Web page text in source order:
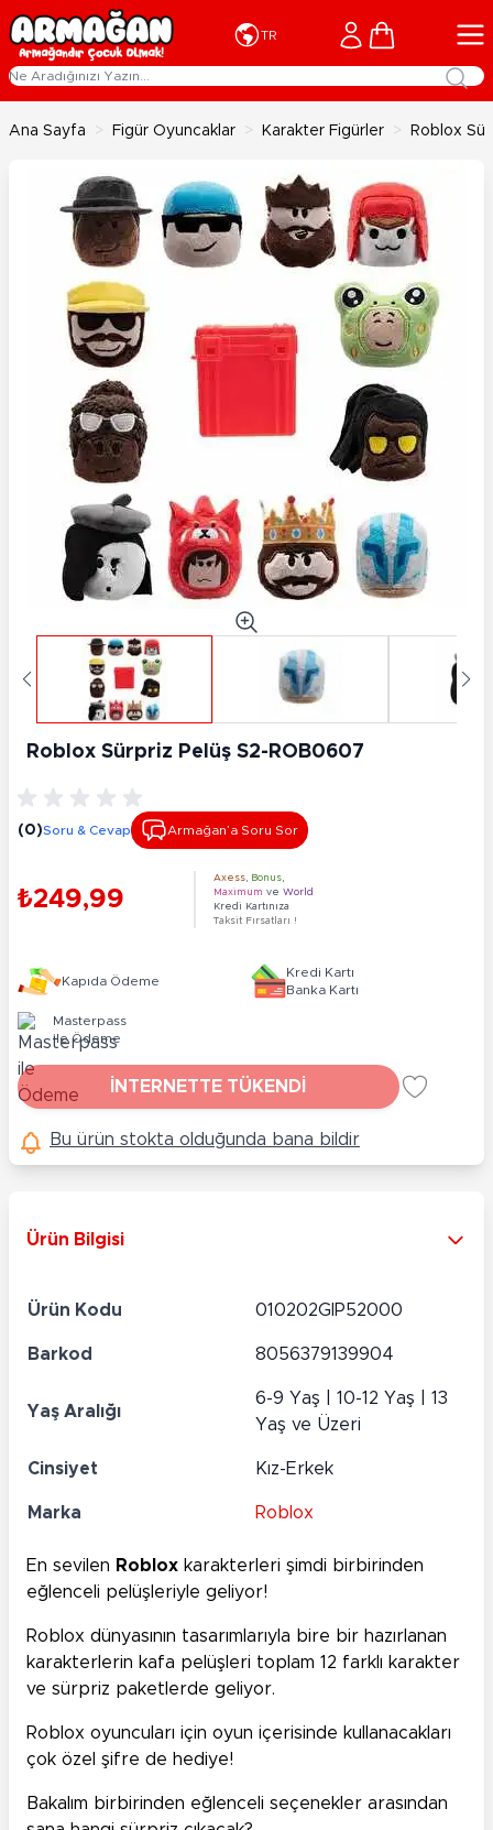
İçeriğe geç
TR Cart
Ana Sayfa > Figür Oyuncaklar > Karakter Figürler > Roblox
Roblox Sürpriz Pelüş S2-ROB0607
(0)Soru & Cevap Armağan’a Soru Sor
₺249,99
Axess Bonus
Maximum ve World
Kredi Kartınıza
Taksit Fırsatları !
Kapıda Ödeme
Kredi Kartı
Banka Kartı
Masterpass
ile Ödeme
İNTERNETTE TÜKENDİ
Bu ürün stokta olduğunda bana bildir
Ürün Bilgisi
Ürün Kodu 010202GIP52000
Barkod 8056379139904
Yaş Aralığı
6-9 Yaş | 10-12 Yaş | 13
Yaş ve Üzeri
Cinsiyet Kız-Erkek
Marka Roblox
En sevilen Roblox karakterleri şimdi birbirinden
eğlenceli pelüşleriyle geliyor!
Roblox dünyasının tasarımlarıyla bire bir hazırlanan
karakterlerin kafa pelüşleri toplam 12 farklı karakter
ve sürpriz paketlerde geliyor.
Roblox oyuncuları için oyun içerisinde kullanacakları
çok özel şifre de hediye!
Bakalım birbirinden eğlenceli seçenekler arasından